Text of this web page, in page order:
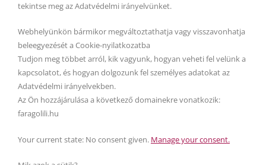
tekintse meg az Adatvédelmi irányelvünket.
Webhelyünkön bármikor megváltoztathatja vagy visszavonhatja
beleegyezését a Cookie-nyilatkozatba
Tudjon meg többet arról, kik vagyunk, hogyan veheti fel velünk a
kapcsolatot, és hogyan dolgozunk fel személyes adatokat az
Adatvédelmi irányelvekben.
Az Ön hozzájárulása a következő domainekre vonatkozik:
faragolili.hu
Your current state: No consent given. Manage your consent.